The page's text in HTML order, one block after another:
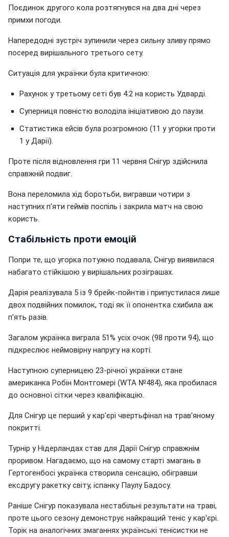
Поєдинок другого кола розтягнувся на два дні через
примхи погоди.
Напередодні зустріч зупинили через сильну зливу прямо
посеред вирішального третього сету.
Ситуація для українки була критичною:
Рахунок у третьому сеті був 4:2 на користь Удварді.
Суперниця повністю володіла ініціативою до паузи.
Статистика ейсів була розгромною (11 у угорки проти
1 у Дарії).
Проте після відновлення гри 11 червня Снігур здійснила
справжній подвиг.
Вона переломила хід боротьби, вигравши чотири з
наступних п'яти геймів поспіль і закрила матч на свою
користь.
Стабільність проти емоцій
Попри те, що угорка потужно подавала, Снігур виявилася
набагато стійкішою у вирішальних розіграшах.
Дарія реалізувала 5 із 9 брейк-пойнтів і припустилася лише
двох подвійних помилок, тоді як її опонентка схибила аж
п'ять разів.
Загалом українка виграла 51% усіх очок (98 проти 94), що
підкреслює неймовірну напругу на корті.
Наступною суперницею 23-річної українки стане
американка Робін Монтгомері (WTA №484), яка пробилася
до основної сітки через кваліфікацію.
Для Снігур це перший у кар'єрі чвертьфінал на трав'яному
покритті.
Турнір у Нідерландах став для Дарії Снігур справжнім
проривом. Нагадаємо, що на самому старті змагань в
Гертогенбосі українка створила сенсацію, обігравши
ексдругу ракетку світу, іспанку Паулу Бадосу.
Раніше Снігур показувала нестабільні результати на траві,
проте цього сезону демонструє найкращий теніс у кар'єрі.
Торік на аналогічних змаганнях українські тенісистки не